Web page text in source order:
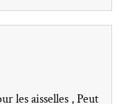
les aisselles , Peut